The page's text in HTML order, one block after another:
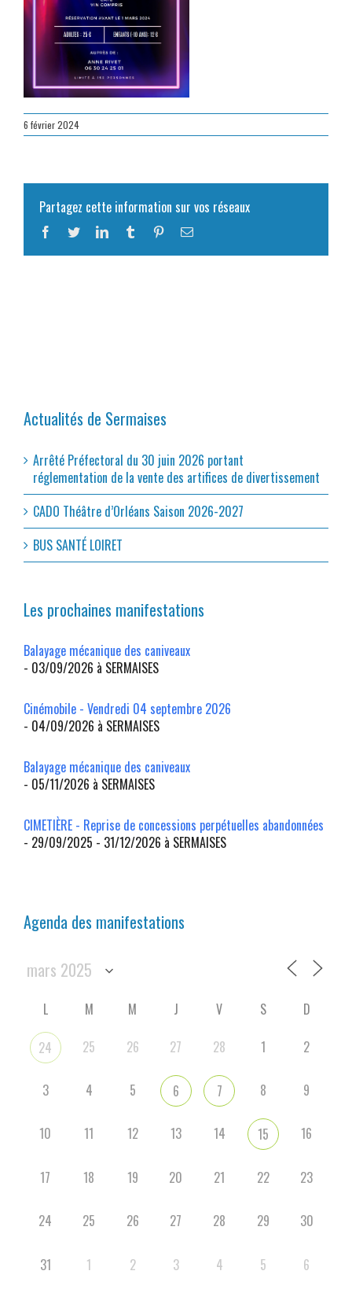
6 février 2024
Partagez cette information sur vos réseaux
Facebook
TwitterLinkedInTumblr PinterestEmail
Actualités de Sermaises
Arrêté Préfectoral du 30 juin 2026 portant
réglementation de la vente des artifices de divertissement
CADO Théâtre d’Orléans Saison 2026-2027
BUS SANTÉ LOIRET
Les prochaines manifestations
Balayage mécanique des caniveaux
- 03/09/2026 à SERMAISES
Cinémobile - Vendredi 04 septembre 2026
- 04/09/2026 à SERMAISES
Balayage mécanique des caniveaux
- 05/11/2026 à SERMAISES
CIMETIÈRE - Reprise de concessions perpétuelles abandonnées
- 29/09/2025 - 31/12/2026 à SERMAISES
Agenda des manifestations
L M M J V S D
24 25 26 27 28 1 2
3 4 5 6 7 8 9
10 11 12 13 14 15 16
17 18 19 20 21 22 23
24 25 26 27 28 29 30
31 1 2 3 4 5 6